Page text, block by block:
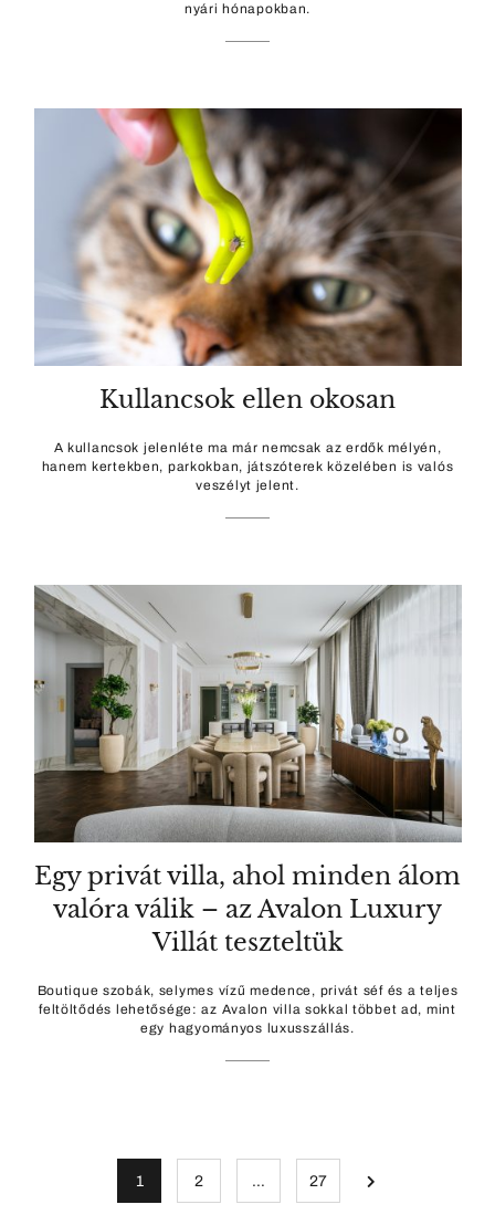
nyári hónapokban.
Kullancsok ellen okosan
A kullancsok jelenléte ma már nemcsak az erdők mélyén,
hanem kertekben, parkokban, játszóterek közelében is valós
veszélyt jelent.
Egy privát villa, ahol minden álom
valóra válik – az Avalon Luxury
Villát teszteltük
Boutique szobák, selymes vízű medence, privát séf és a teljes
feltöltődés lehetősége: az Avalon villa sokkal többet ad, mint
egy hagyományos luxusszállás.
1 2 … 27